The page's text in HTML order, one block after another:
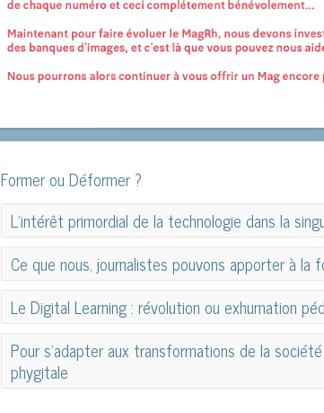
Former ou Déformer ?
L’intérêt primordial de la technologie dans la
L’intérêt primordial de la technologie dans la
Ce que nous, journalistes pouvons apporter à la
Ce que nous, journalistes pouvons apporter à la
Le Digital Learning : révolution ou exhumation
Le Digital Learning : révolution ou exhumation
Pour s’adapter aux transformations de la
phygitale